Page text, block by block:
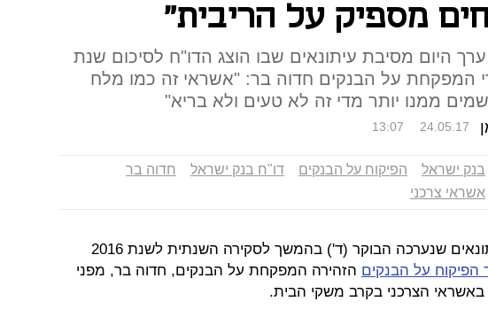
מספיק על הריבית"
היום מסיבת עיתונאים שבו הוצג הדו"ח לסיכום שנת
המפקחת על הבנקים חדוה בר: "אשראי זה כמו מלח
ממנו יותר מדי זה לא טעים ולא בריא"
13:07 24.05.17
בנק ישראל הפיקוח על הבנקים דו"ח בנק ישראל
חדוה בר
אשראי צרכני
שנערכה הבוקר (ד') בהמשך לסקירה השנתית לשנת 2016
על הבנקים הזהירה המפקחת על הבנקים, חדוה בר, מפני
באשראי הצרכני בקרב משקי הבית.